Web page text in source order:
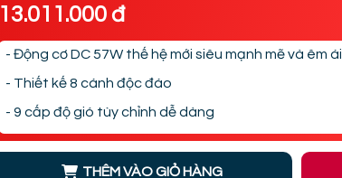
13.011.000 đ
- Động cơ DC 57W thế hệ mới siêu mạnh mẽ và êm ái
- Thiết kế 8 cánh độc đáo
- 9 cấp độ gió tùy chỉnh dễ dàng
THÊM VÀO GIỎ HÀNG